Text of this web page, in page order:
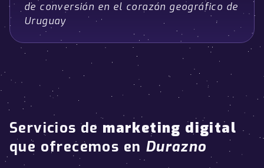
de conversión en el corazón geográfico de
Uruguay
Servicios de marketing digital
que ofrecemos en Durazno